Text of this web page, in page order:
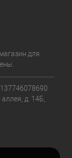
для
д. 14Б,